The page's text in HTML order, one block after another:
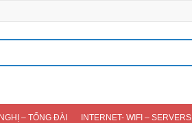
– TỔNG ĐÀI INTERNET- WIFI – SERVERS